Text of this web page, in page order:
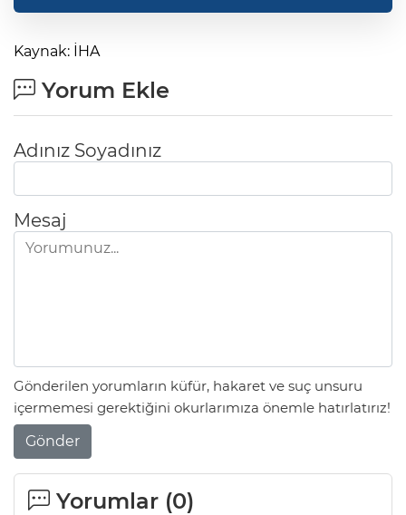
Kaynak: İHA
Yorum Ekle
Adınız Soyadınız
Mesaj
Gönderilen yorumların küfür, hakaret ve suç unsuru
içermemesi gerektiğini okurlarımıza önemle hatırlatırız!
Gönder
Yorumlar (0)